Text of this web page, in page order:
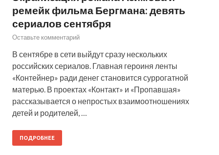
ремейк фильма Бергмана: девять
сериалов сентября
Оставьте комментарий
В сентябре в сети выйдут сразу нескольких
российских сериалов. Главная героиня ленты
«Контейнер» ради денег становится суррогатной
матерью. В проектах «Контакт» и «Пропавшая»
рассказывается о непростых взаимоотношениях
детей и родителей, …
ПОДРОБНЕЕ